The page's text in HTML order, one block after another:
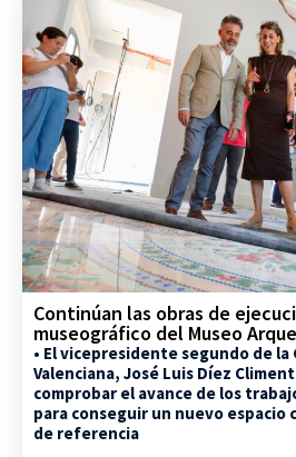
Continúan las obras de
museográfico del Museo
• El vicepresidente segundo de
Valenciana, José Luis Díez
comprobar el avance de los
para conseguir un nuevo
de referencia